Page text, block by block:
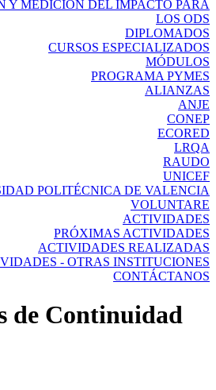
Y MEDICIÓN DEL IMPACTO PARA
LOS ODS
DIPLOMADOS
CURSOS ESPECIALIZADOS
MÓDULOS
PROGRAMA PYMES
ALIANZAS
ANJE
CONEP
ECORED
LRQA
RAUDO
UNICEF
POLITÉCNICA DE VALENCIA
VOLUNTARE
ACTIVIDADES
PRÓXIMAS ACTIVIDADES
ACTIVIDADES REALIZADAS
- OTRAS INSTITUCIONES
CONTÁCTANOS
de Continuidad